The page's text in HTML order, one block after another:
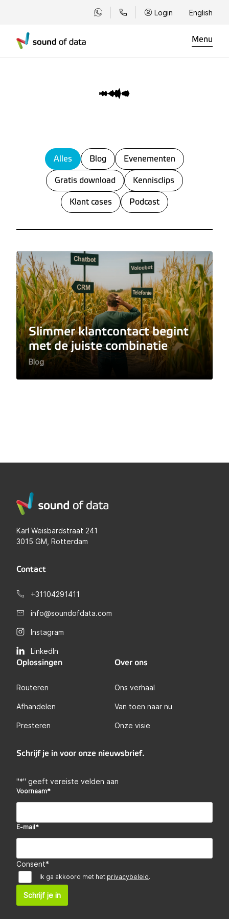
Login English
Menu
Alles Blog Evenementen
Gratis download Kennisclips
Klant cases Podcast
Slimmer klantcontact begint
met de juiste combinatie
Blog
Karl Weisbardstraat 241
3015 GM, Rotterdam
Contact
+31104291411
info@soundofdata.com
Instagram
LinkedIn
Oplossingen
Routeren
Afhandelen
Presteren
Over ons
Ons verhaal
Van toen naar nu
Onze visie
Schrijf je in voor onze nieuwsbrief.
"*" geeft vereiste velden aan
Voornaam*
E-mail*
Consent*
Ik ga akkoord met het privacybeleid.
Schrijf je in